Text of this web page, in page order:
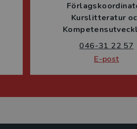
Kurslitteratur
046-31 22 57
E-post